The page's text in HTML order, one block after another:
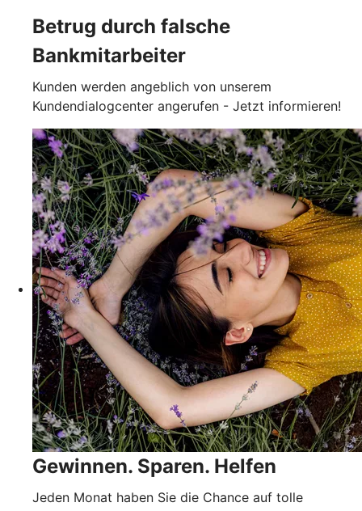
Betrug durch falsche
Bankmitarbeiter
Kunden werden angeblich von unserem
Kundendialogcenter angerufen - Jetzt informieren!
Gewinnen. Sparen. Helfen
Jeden Monat haben Sie die Chance auf tolle